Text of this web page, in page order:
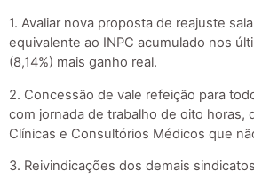
1. Avaliar nova proposta de reajuste
equivalente ao INPC acumulado nos
(8,14%) mais ganho real.
2. Concessão de vale refeição para
com jornada de trabalho de oito horas,
Clínicas e Consultórios Médicos que
3. Reivindicações dos demais